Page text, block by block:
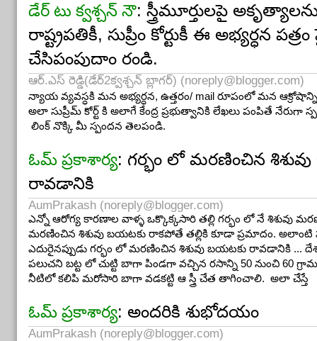
డేర్ టు క్వశ్చన్ నౌ: స్త్రీమూర్తులపై
రాష్ట్రపతికీ, సుప్రీం కోర్టుకీ ఈ అభ్యర్ధన
చేసిపంపుదాం రండి.
ఆర్.ఎస్ రెడ్డి(డేర్2క్వశ్చన్ బ్లాగర్) (noreply@blogger.com)
న్యాయ వ్యవస్ధకి మన అభ్యర్ధన, ఉత్తరం/ mail రూపంలో మన
అలా సుప్రీమ్ కోర్ట్ కి అలాగే కేంద్ర ప్రభుత్వానికి లేఖలు పంపితే నేరుగా
లింక్ నొక్కి మీ స్పందన తెలపండి.
ఓమ్ ప్రకాశార్య: గర్భం లో మరణించిన
రావడానికి
AumPrakash (noreply@blogger.com)
ఎన్నో ఆరోగ్య కారణాల వాళ్ళ ఒక్కొక్కసారి తల్లి గర్భం లో నే శిశువు
మరణించిన శిశువు బయటకు రాకపోతే తల్లికి కూడా ప్రమాదం. అలాంటి
ఎదురైనప్పుడు గర్భం లో మరణించిన శిశువు బయటకు రావడానికి ...
పలుచని బట్ట లో చుట్టి బాగా పిండగా వచ్చిన రసాన్ని 50 నుంచి 60
నీటిలో కలిపి మరోసారి బాగా వడకట్టి ఆ స్త్రీ చేత తాగించాలి. అలా చేస్తే
ఓమ్ ప్రకాశార్య: అందరికి శుభోదయం
AumPrakash (noreply@blogger.com)